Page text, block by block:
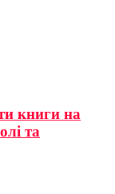
книги на
та